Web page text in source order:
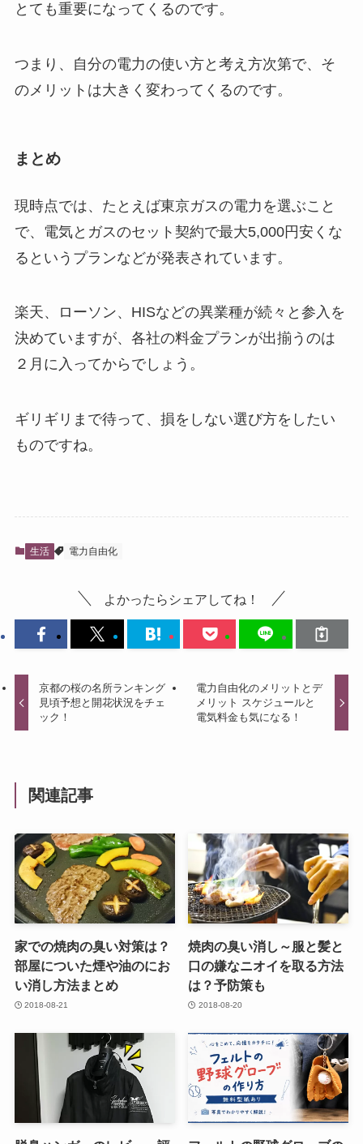
とても重要になってくるのです。
つまり、自分の電力の使い方と考え方次第で、そ
のメリットは大きく変わってくるのです。
まとめ
現時点では、たとえば東京ガスの電力を選ぶこと
で、電気とガスのセット契約で最大5,000円安くな
るというプランなどが発表されています。
楽天、ローソン、HISなどの異業種が続々と参入を
決めていますが、 各社の料金プランが出揃うのは
２月に入ってから でしょう。
ギリギリまで待って、損をしない選び方をしたい
ものですね。
生活 電力自由化
よかったらシェアしてね！
京都の桜の名所ランキング
見頃予想と開花状況をチェ
ック！
電力自由化のメリットとデ
メリット スケジュールと
電気料金も気になる！
関連記事
家での焼肉の臭い対策は？
部屋についた煙や油のにお
い消し方法まとめ
2018-08-21
焼肉の臭い消し～服と髪と
口の嫌なニオイを取る方法
は？予防策も
2018-08-20